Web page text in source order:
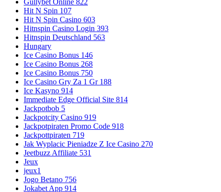
Gullybet Online 822
Hit N Spin 107
Hit N Spin Casino 603
Hitnspin Casino Login 393
Hitnspin Deutschland 563
Hungary
Ice Casino Bonus 146
Ice Casino Bonus 268
Ice Casino Bonus 750
Ice Casino Gry Za 1 Gr 188
Ice Kasyno 914
Immediate Edge Official Site 814
Jackpotbob 5
Jackpotcity Casino 919
Jackpotpiraten Promo Code 918
Jackpottpiraten 719
Jak Wyplacic Pieniadze Z Ice Casino 270
Jeetbuzz Affiliate 531
Jeux
jeux1
Jogo Betano 756
Jokabet App 914